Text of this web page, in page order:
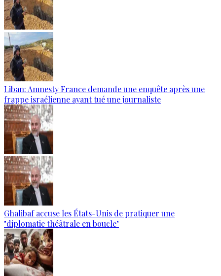
Liban: Amnesty France demande une enquête après une
frappe israélienne ayant tué une journaliste
Ghalibaf accuse les États-Unis de pratiquer une
"diplomatie théâtrale en boucle"